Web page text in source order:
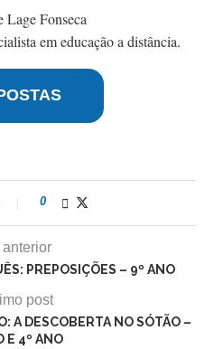
Lage Fonseca
em educação a distância.
0
anterior
PREPOSIÇÕES – 9º ANO
post
A DESCOBERTA NO SÓTÃO –
E 4º ANO